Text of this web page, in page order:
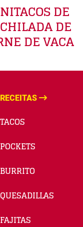
DE
DE
DE VACA
RECEITAS
TACOS
POCKETS
BURRITO
QUESADILLAS
FAJITAS